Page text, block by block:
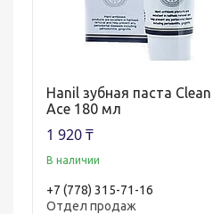
Hanil зубная паста
Ace 180 мл
1 920 ₸
В наличии
+7 (778) 315-71-16
Отдел продаж